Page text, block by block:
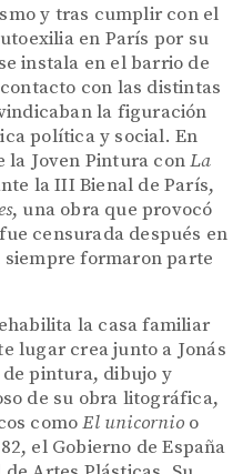
y tras cumplir con el
en París por su
instala en el barrio de
con las distintas
la figuración
política y social. En
la Joven Pintura conLa
la III Bienal de París,
, una obra que provocó
censurada después en
formaron parte
la casa familiar
lugar crea junto a Jonás
pintura, dibujo y
de su obra litográfica,
comoEl unicornio o
el Gobierno de España